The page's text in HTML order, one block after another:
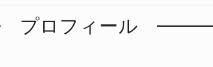
プロフィール